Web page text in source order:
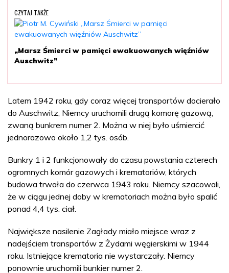
CZYTAJ TAKŻE
„Marsz Śmierci w pamięci ewakuowanych więźniów
Auschwitz”
Latem 1942 roku, gdy coraz więcej transportów docierało
do Auschwitz, Niemcy uruchomili drugą komorę gazową,
zwaną bunkrem numer 2. Można w niej było uśmiercić
jednorazowo około 1,2 tys. osób.
Bunkry 1 i 2 funkcjonowały do czasu powstania czterech
ogromnych komór gazowych i krematoriów, których
budowa trwała do czerwca 1943 roku. Niemcy szacowali,
że w ciągu jednej doby w krematoriach można było spalić
ponad 4,4 tys. ciał.
Największe nasilenie Zagłady miało miejsce wraz z
nadejściem transportów z Żydami węgierskimi w 1944
roku. Istniejące krematoria nie wystarczały. Niemcy
ponownie uruchomili bunkier numer 2.